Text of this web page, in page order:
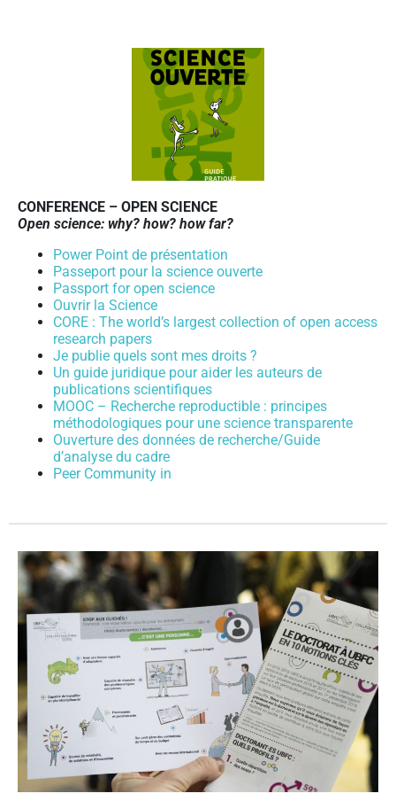
CONFERENCE – OPEN SCIENCE
Open science: why? how? how far?
Power Point de présentation
Passeport pour la science ouverte
Passport for open science
Ouvrir la Science
CORE : The world’s largest collection of open access
research papers
Je publie quels sont mes droits ?
Un guide juridique pour aider les auteurs de
publications scientifiques
MOOC – Recherche reproductible : principes
méthodologiques pour une science transparente
Ouverture des données de recherche/Guide
d’analyse du cadre
Peer Community in